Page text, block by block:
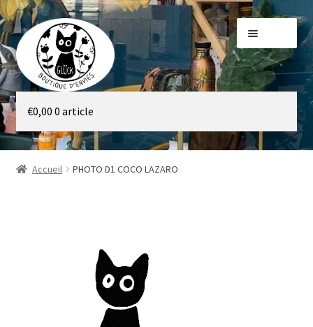
Aller
à
la
navigation
Aller
au
contenu
Galerie
Boutique
€0,00 0 article
Accueil PHOTO D1 COCO LAZARO